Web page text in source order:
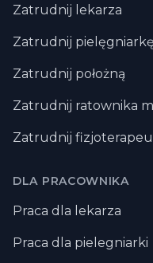
Zatrudnij lekarza
Zatrudnij pielęgniarkę
Zatrudnij położną
Zatrudnij ratownika
Zatrudnij
DLA PRACOWNIKA
Praca dla lekarza
Praca dla pielegniarki